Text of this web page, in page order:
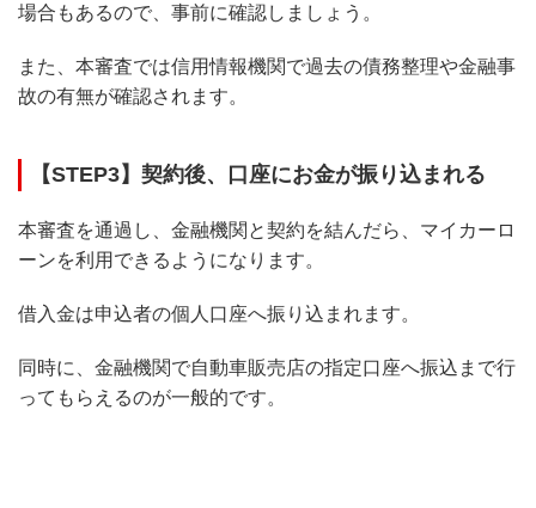
場合もあるので、事前に確認しましょう。
また、本審査では信用情報機関で過去の債務整理や金融事
故の有無が確認されます。
【STEP3】契約後、口座にお金が振り込まれる
本審査を通過し、金融機関と契約を結んだら、マイカーロ
ーンを利用できるようになります。
借入金は申込者の個人口座へ振り込まれます。
同時に、金融機関で自動車販売店の指定口座へ振込まで行
ってもらえるのが一般的です。